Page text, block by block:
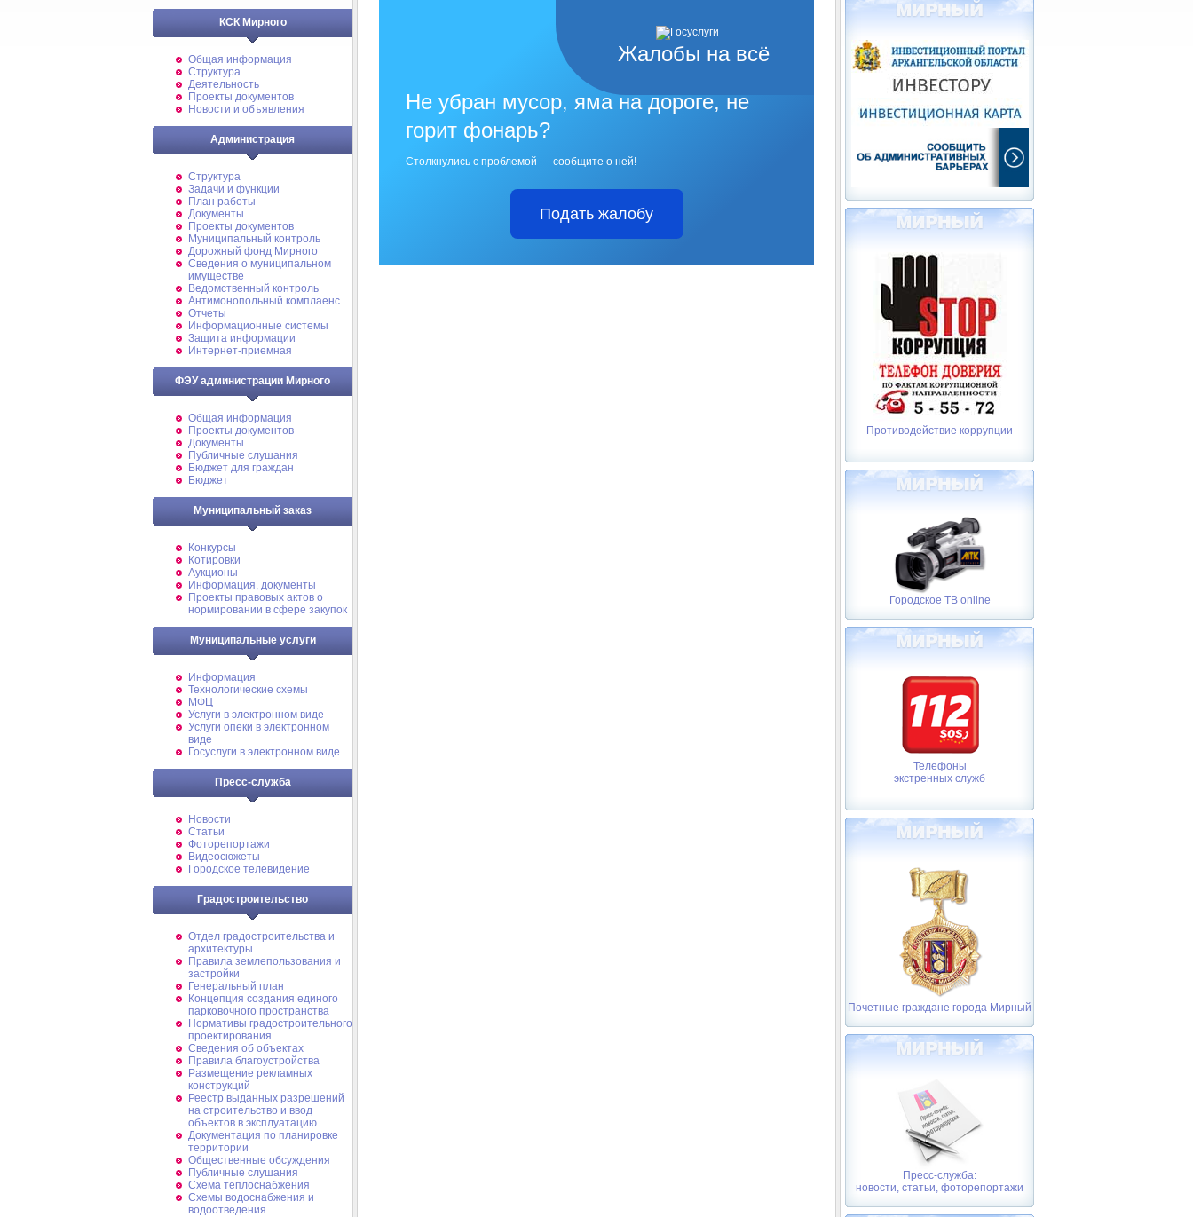
КСК Мирного
Общая информация
Структура
Деятельность
Проекты документов
Новости и объявления
Администрация
Структура
Задачи и функции
План работы
Документы
Проекты документов
Муниципальный контроль
Дорожный фонд Мирного
Cведения о муниципальном
имуществе
Ведомственный контроль
Антимонопольный комплаенс
Отчеты
Информационные системы
Защита информации
Интернет-приемная
ФЭУ администрации Мирного
Общая информация
Проекты документов
Документы
Публичные слушания
Бюджет для граждан
Бюджет
Муниципальный заказ
Конкурсы
Котировки
Аукционы
Информация, документы
Проекты правовых актов о
нормировании в сфере закупок
Муниципальные услуги
Информация
Технологические схемы
МФЦ
Услуги в электронном виде
Услуги опеки в электронном
виде
Госуслуги в электронном виде
Пресс-служба
Новости
Статьи
Фоторепортажи
Видеосюжеты
Городское телевидение
Градостроительство
Отдел градостроительства и
архитектуры
Правила землепользования и
застройки
Генеральный план
Концепция создания единого
парковочного пространства
Нормативы градостроительного
проектирования
Сведения об объектах
Правила благоустройства
Размещение рекламных
конструкций
Реестр выданных разрешений
на строительство и ввод
объектов в эксплуатацию
Документация по планировке
территории
Общественные обсуждения
Публичные слушания
Схема теплоснабжения
Схемы водоснабжения и
водоотведения
Жалобы на всё
Не убран мусор, яма на дороге, не
горит фонарь?
Столкнулись с проблемой — сообщите о ней!
Подать жалобу
Противодействие коррупции
Городское ТВ online
Телефоны
экстренных служб
Почетные граждане города Мирный
Пресс-служба:
новости, статьи, фоторепортажи